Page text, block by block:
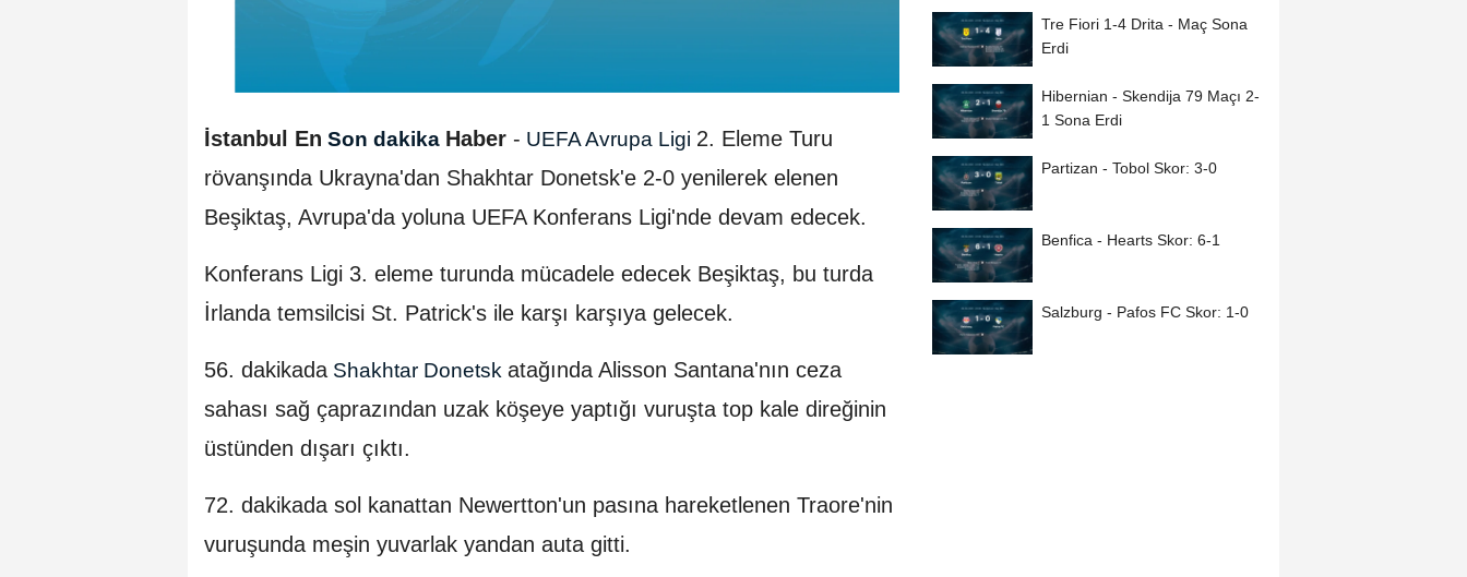
İstanbul En Son dakika Haber - UEFA Avrupa Ligi 2. Eleme Turu
rövanşında Ukrayna'dan Shakhtar Donetsk'e 2-0 yenilerek elenen
Beşiktaş, Avrupa'da yoluna UEFA Konferans Ligi'nde devam edecek.
Konferans Ligi 3. eleme turunda mücadele edecek Beşiktaş, bu turda
İrlanda temsilcisi St. Patrick's ile karşı karşıya gelecek.
56. dakikada Shakhtar Donetsk atağında Alisson Santana'nın ceza
sahası sağ çaprazından uzak köşeye yaptığı vuruşta top kale direğinin
üstünden dışarı çıktı.
72. dakikada sol kanattan Newertton'un pasına hareketlenen Traore'nin
vuruşunda meşin yuvarlak yandan auta gitti.
Tre Fiori 1-4 Drita - Maç Sona
Erdi
Hibernian - Skendija 79 Maçı 2-
1 Sona Erdi
Partizan - Tobol Skor: 3-0
Benfica - Hearts Skor: 6-1
Salzburg - Pafos FC Skor: 1-0